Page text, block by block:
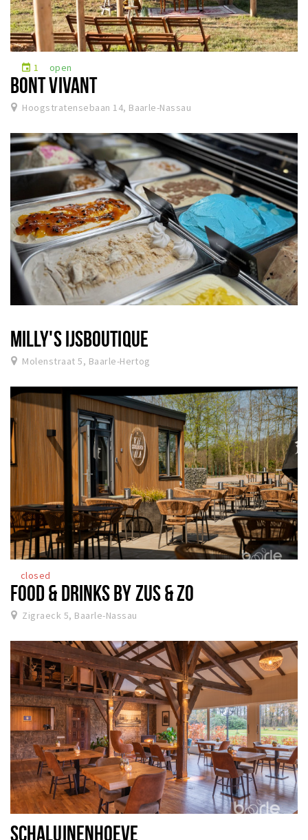
event 1 open
BONT VIVANT
Hoogstratensebaan 14, Baarle-Nassau
MILLY'S IJSBOUTIQUE
Molenstraat 5, Baarle-Hertog
closed
FOOD & DRINKS BY ZUS & ZO
Zigraeck 5, Baarle-Nassau
SCHALUINENHOEVE